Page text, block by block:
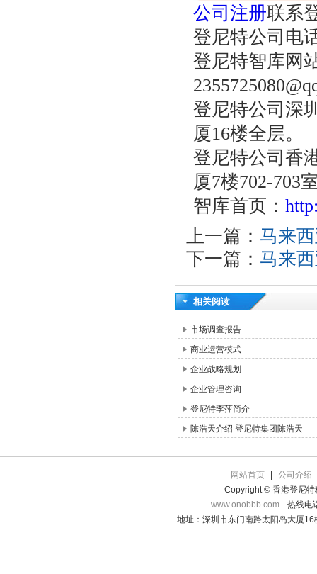
公司注册联系
登尼特公司电
登尼特智库网
登尼特公司深
厦16楼全层。
登尼特公司香
厦7楼702-703
智库首页：
上一篇： 马来
下一篇： 马来
相关阅读
市场调查报告
商业运营模式
企业战略规划
企业管理咨询
登尼特李萍简介
陈浩天介绍 登尼特集团陈浩天
网站首页
公司介绍
Copyright © 香港登尼特
www.onobbb.com
热线电
地址：深圳市东门南路太阳岛大厦